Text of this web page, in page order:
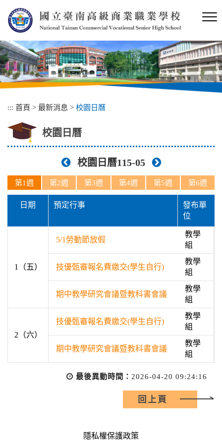
內
容
區
塊
::: 首頁 > 最新消息 > 校園日曆
校園日曆
校園日曆115-05
第1週 第2週 第3週 第4週 第5週 第6週
日期 預定行事
發布單
位
1（五）
5/1勞動節放假
教學
組
技優甄審報名費繳交(學生自行)
教學
組
期中教學研究會議暨教科書會議
教學
組
2（六）
技優甄審報名費繳交(學生自行)
教學
組
期中教學研究會議暨教科書會議
教學
組
最後異動時間： 2026-04-20 09:24:16
回上頁
隱私權保護政策